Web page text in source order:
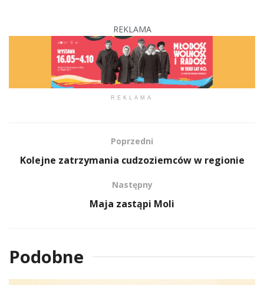
REKLAMA
REKLAMA
Poprzedni
Kolejne zatrzymania cudzoziemców w regionie
Następny
Maja zastąpi Moli
Podobne